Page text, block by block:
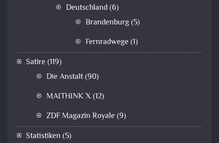
Deutschland(6)
Brandenburg(5)
Fernradwege (1)
Satire (119)
Die Anstalt(90)
MAITHINK X(12)
ZDF Magazin Royale (9)
Statistiken (5)